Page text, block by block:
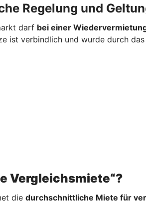
Regelung und
darf bei einer
ist verbindlich und wurde durch
Vergleichsmiete“?
die durchschnittliche Miete für